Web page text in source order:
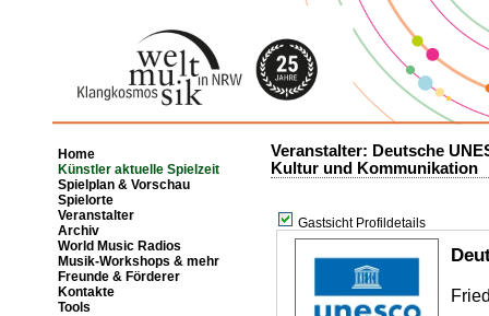
Home
Künstler aktuelle Spielzeit
Spielplan & Vorschau
Spielorte
Veranstalter
Archiv
World Music Radios
Musik-Workshops & mehr
Freunde & Förderer
Kontakte
Tools
Veranstalter: Deutsche
Kultur und Kommunikation
Gastsicht Profildetails